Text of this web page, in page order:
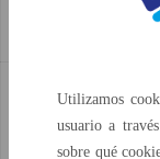
Informe de
contribución
de Izaite a la
Utilizamos
usuario a
sobre qué